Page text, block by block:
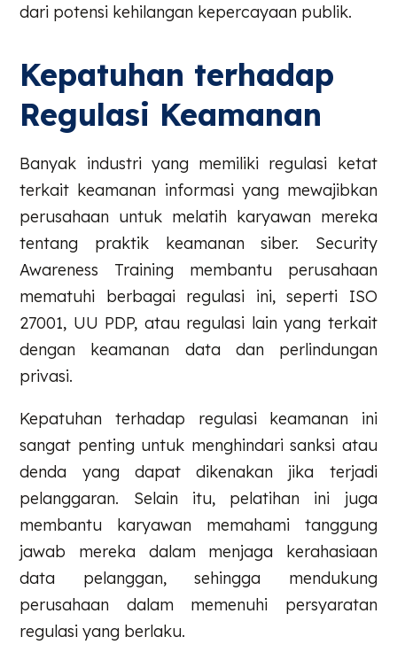
dari potensi kehilangan kepercayaan publik.
Kepatuhan terhadap
Regulasi Keamanan
Banyak industri yang memiliki regulasi ketat
terkait keamanan informasi yang mewajibkan
perusahaan untuk melatih karyawan mereka
tentang praktik keamanan siber. Security
Awareness Training membantu perusahaan
mematuhi berbagai regulasi ini, seperti ISO
27001, UU PDP, atau regulasi lain yang terkait
dengan keamanan data dan perlindungan
privasi.
Kepatuhan terhadap regulasi keamanan ini
sangat penting untuk menghindari sanksi atau
denda yang dapat dikenakan jika terjadi
pelanggaran. Selain itu, pelatihan ini juga
membantu karyawan memahami tanggung
jawab mereka dalam menjaga kerahasiaan
data pelanggan, sehingga mendukung
perusahaan dalam memenuhi persyaratan
regulasi yang berlaku.